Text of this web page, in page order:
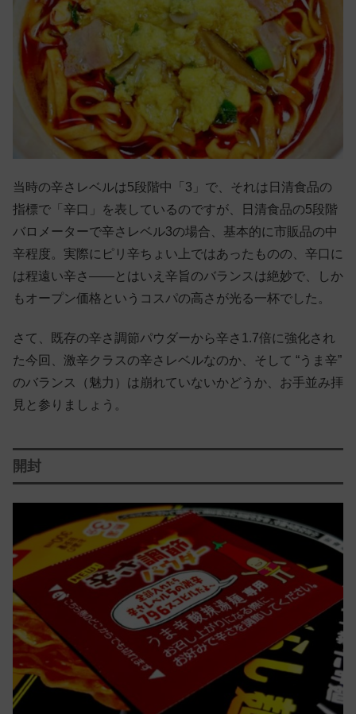
当時の辛さレベルは5段階中「3」で、それは日清食品の
指標で「辛口」を表しているのですが、日清食品の5段階
バロメーターで辛さレベル3の場合、基本的に市販品の中
辛程度。実際にピリ辛ちょい上ではあったものの、辛口に
は程遠い辛さ——とはいえ辛旨のバランスは絶妙で、しか
もオープン価格というコスパの高さが光る一杯でした。
さて、既存の辛さ調節パウダーから辛さ1.7倍に強化され
た今回、激辛クラスの辛さレベルなのか、そして “うま辛”
のバランス（魅力）は崩れていないかどうか、お手並み拝
見と参りましょう。
開封